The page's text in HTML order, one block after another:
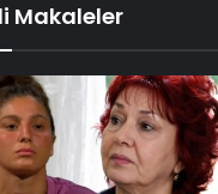
Makaleler